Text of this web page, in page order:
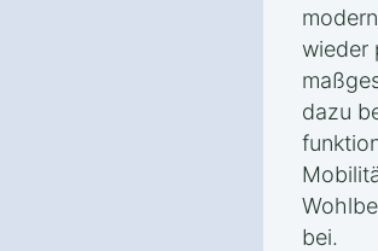
wieder
dazu
bei.